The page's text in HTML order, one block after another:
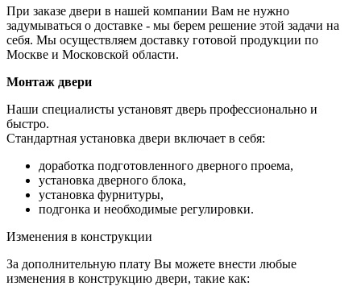
При заказе двери в нашей компании Вам не нужно
задумываться о доставке - мы берем решение этой задачи на
себя. Мы осуществляем доставку готовой продукции по
Москве и Московской области.
Монтаж двери
Наши специалисты установят дверь профессионально и
быстро.
Стандартная установка двери включает в себя:
доработка подготовленного дверного проема,
установка дверного блока,
установка фурнитуры,
подгонка и необходимые регулировки.
Изменения в конструкции
За дополнительную плату Вы можете внести любые
изменения в конструкцию двери, такие как: